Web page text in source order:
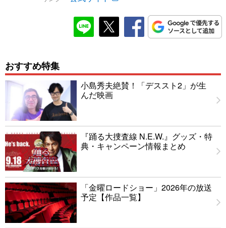
おすすめ特集
小島秀夫絶賛！「デススト2」が生
んだ映画
『踊る大捜査線 N.E.W.』グッズ・特
典・キャンペーン情報まとめ
「金曜ロードショー」2026年の放送
予定【作品一覧】